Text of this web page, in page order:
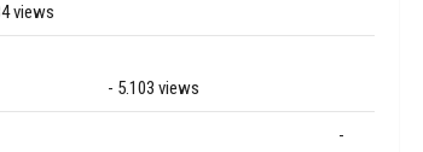
views
- 5.103 views
-